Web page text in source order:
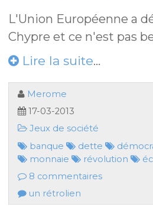
L'Union Européenne a
Chypre et ce n'est pas
Lire la suite...
Merome
17-03-2013
Jeux de société
banque
dette
monnaie
révolution
8 commentaires
un rétrolien